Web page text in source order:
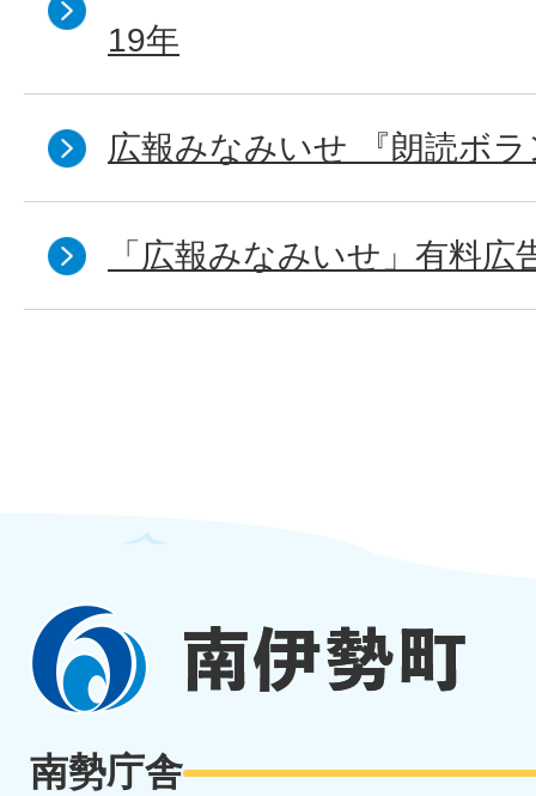
19年
広報みなみいせ 『朗読ボ
「広報みなみいせ」有料広
南勢庁舎